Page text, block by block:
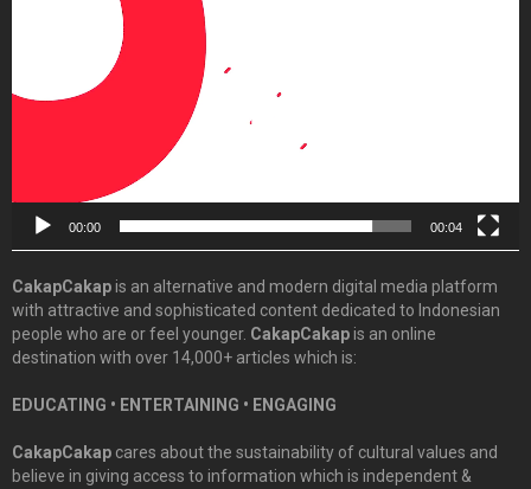
00:00 00:04
CakapCakapis an alternative and modern digital media platform
with attractive and sophisticated content dedicated to Indonesian
people who are or feel younger. CakapCakapis an online
destination with over 14,000+ articles which is:
EDUCATING • ENTERTAINING • ENGAGING
CakapCakap cares about the sustainability of cultural values and
believe in giving access to information which is independent &